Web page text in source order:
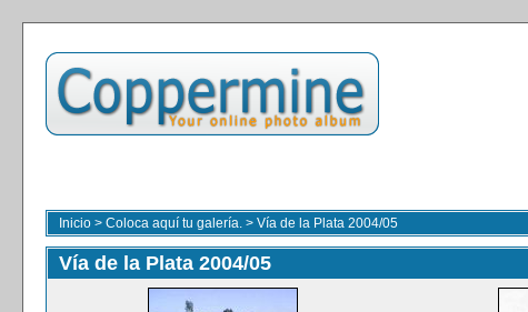
Inicio > Coloca aquí tu galería. > Vía de la Plata 2004/05
Vía de la Plata 2004/05